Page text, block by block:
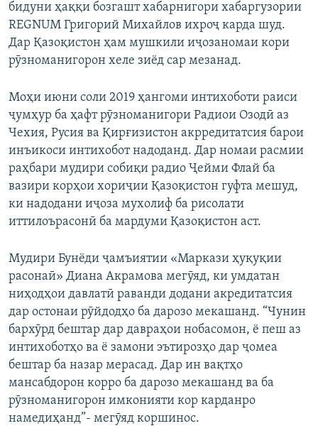
бидуни ҳаққи бозгашт хабарнигори хабаргузории
REGNUM Григорий Михайлов ихроҷ карда шуд.
Дар Қазоқистон ҳам мушкили иҷозаномаи кори
рӯзноманигорон хеле зиёд сар мезанад.
Моҳи июни соли 2019 ҳангоми интихоботи раиси
ҷумҳур ба ҳафт рӯзноманигори Радиои Озодӣ аз
Чехия, Русия ва Қирғизистон акрредитатсия барои
инъикоси интихобот надоданд. Дар номаи расмии
раҳбари мудири собиқи радио Ҷейми Флай ба
вазири корҳои хориҷии Қазоқистон гуфта мешуд,
ки надодани иҷоза мухолиф ба рисолати
иттилоърасонӣ ба мардуми Қазоқистон аст.
Мудири Бунёди ҷамъиятии «Маркази ҳуқуқии
расонаӣ» Диана Акрамова мегӯяд, ки умдатан
ниҳодҳои давлатӣ раванди додани акредитатсия
дар остонаи рӯйдодҳо ба дарозо мекашанд. “Чунин
бархӯрд бештар дар давраҳои нобасомон, ё пеш аз
интихоботҳо ва ё замони эътирозҳо дар ҷомеа
бештар ба назар мерасад. Дар ин вақтҳо
мансабдорон корро ба дарозо мекашанд ва ба
рӯзноманигорон имконияти кор карданро
намедиҳанд”- мегӯяд коршинос.